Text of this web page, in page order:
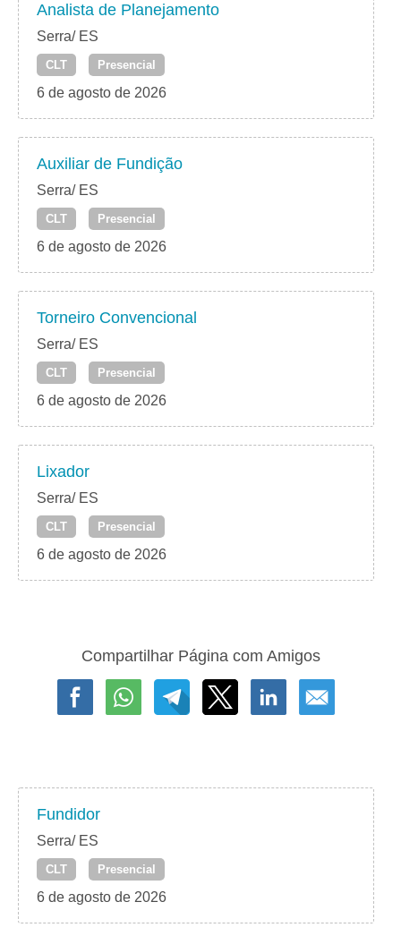
Analista de Planejamento
Serra/ ES
CLT Presencial
6 de agosto de 2026
Auxiliar de Fundição
Serra/ ES
CLT Presencial
6 de agosto de 2026
Torneiro Convencional
Serra/ ES
CLT Presencial
6 de agosto de 2026
Lixador
Serra/ ES
CLT Presencial
6 de agosto de 2026
Compartilhar Página com Amigos
Fundidor
Serra/ ES
CLT Presencial
6 de agosto de 2026